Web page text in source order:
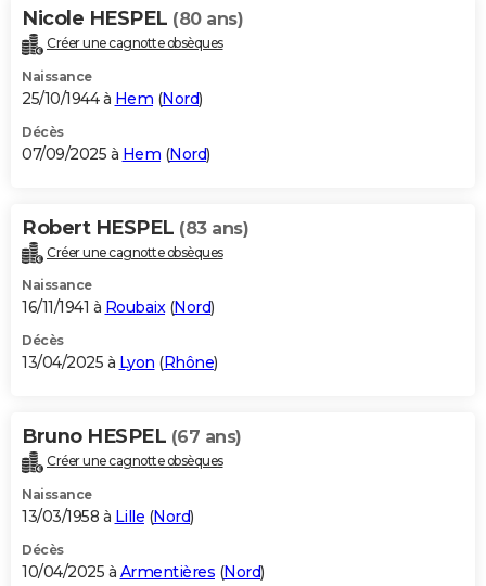
Nicole HESPEL (80 ans)
Créer une cagnotte obsèques
Naissance
25/10/1944 à Hem (Nord)
Décès
07/09/2025 à Hem (Nord)
Robert HESPEL (83 ans)
Créer une cagnotte obsèques
Naissance
16/11/1941 à Roubaix(Nord)
Décès
13/04/2025 à Lyon (Rhône)
Bruno HESPEL (67 ans)
Créer une cagnotte obsèques
Naissance
13/03/1958 à Lille (Nord)
Décès
10/04/2025 à Armentières (Nord)